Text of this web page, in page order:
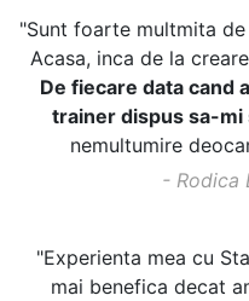
"Sunt foarte multmita
Acasa, inca de la
De fiecare data cand
trainer dispus sa-mi
nemultumire
- Rodica
"Experienta mea cu
mai benefica decat